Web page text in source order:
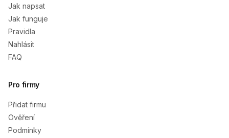
Jak napsat
Jak funguje
Pravidla
Nahlásit
FAQ
Pro firmy
Přidat firmu
Ověření
Podmínky